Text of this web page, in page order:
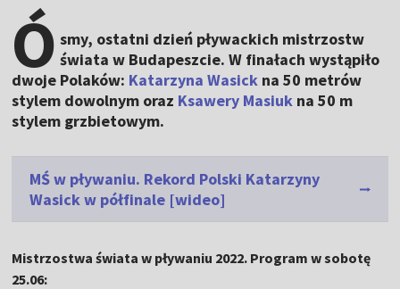
Ó smy, ostatni dzień pływackich mistrzostw
świata w Budapeszcie. W finałach wystąpiło
dwoje Polaków: Katarzyna Wasick na 50 metrów
stylem dowolnym oraz Ksawery Masiuk na 50 m
stylem grzbietowym.
MŚ w pływaniu. Rekord Polski Katarzyny
Wasick w półfinale [wideo]
Mistrzostwa świata w pływaniu 2022. Program w sobotę
25.06: